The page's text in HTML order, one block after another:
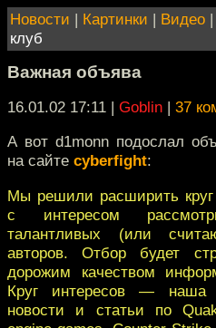
Новости | Картинки | Видео |
клуб
Важная объява
16.01.02 17:11 | Goblin | 37
А вот d1monn подослал
на сайте cyberfight:
Мы решили расширить круг
с интересом
талантливых (или
авторов. Отбор будет
дорожим качеством
Круг интересов — наша
новости и статьи по